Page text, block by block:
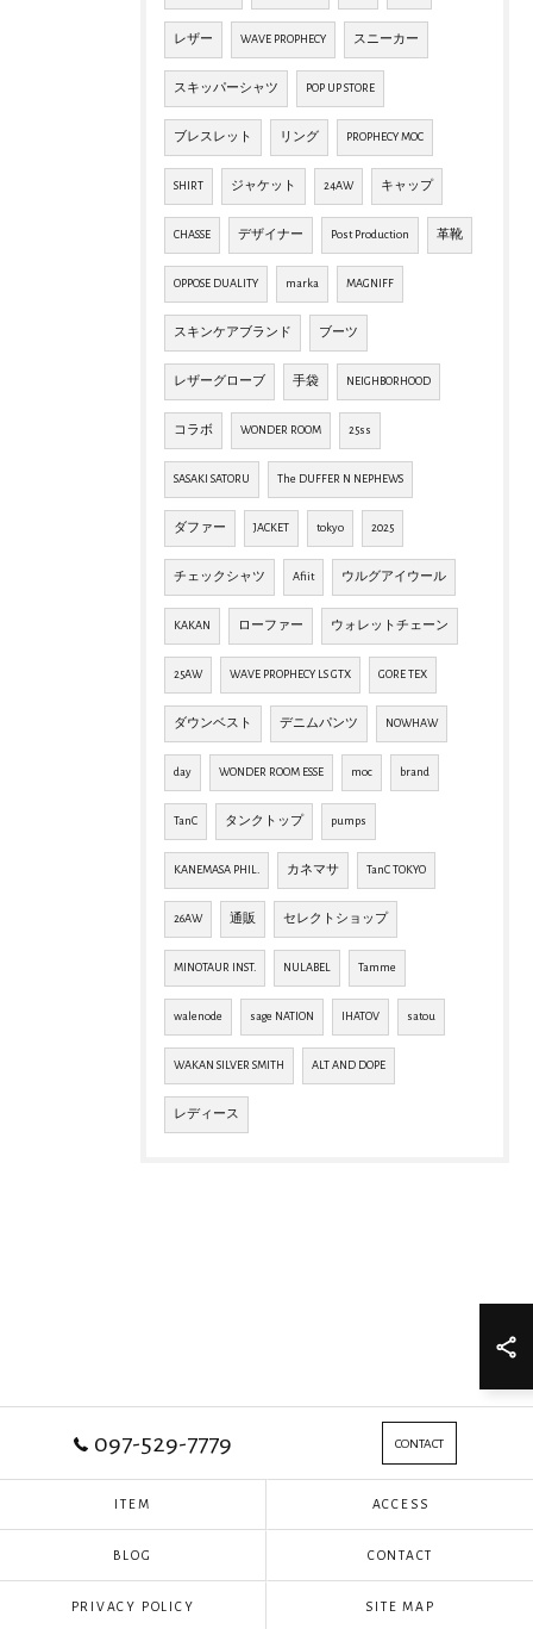
レザー WAVE PROPHECY スニーカー
スキッパーシャツ POP UP STORE
ブレスレット リング PROPHECY MOC
SHIRT ジャケット 24AW キャップ
CHASSE デザイナー Post Production 革靴
OPPOSE DUALITY marka MAGNIFF
スキンケアブランド ブーツ
レザーグローブ 手袋 NEIGHBORHOOD
コラボ WONDER ROOM 25ss
SASAKI SATORU The DUFFER N NEPHEWS
ダファー JACKET tokyo 2025
チェックシャツ Afiit ウルグアイウール
KAKAN ローファー ウォレットチェーン
25AW WAVE PROPHECY LS GTX GORE TEX
ダウンベスト デニムパンツ NOWHAW
day WONDER ROOM ESSE moc brand
TanC タンクトップ pumps
KANEMASA PHIL. カネマサ TanC TOKYO
26AW 通販 セレクトショップ
MINOTAUR INST. NULABEL Tamme
walenode sage NATION IHATOV satou
WAKAN SILVER SMITH ALT AND DOPE
レディース
097-529-7779 CONTACT
ITEM ACCESS
BLOG CONTACT
PRIVACY POLICY SITE MAP